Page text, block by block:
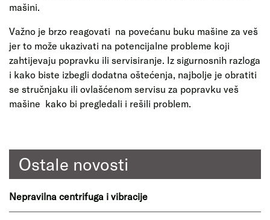
mašini.
Važno je brzo reagovati na povećanu buku mašine za veš
jer to može ukazivati na potencijalne probleme koji
zahtijevaju popravku ili servisiranje. Iz sigurnosnih razloga
i kako biste izbegli dodatna oštećenja, najbolje je obratiti
se stručnjaku ili ovlašćenom servisu za popravku veš
mašine kako bi pregledali i rešili problem.
Ostale novosti
Nepravilna centrifuga i vibracije